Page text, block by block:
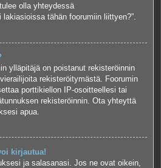
olla yhteydessä
tähän foorumiin liittyen?”.
ylläpitäjä on poistanut rekisteröinnin
rekisteröitymästä. Foorumin
porttikiellon IP-osoitteellesi tai
rekisteröinnin. Ota yhteyttä
apua.
kirjautua!
ja salasanasi. Jos ne ovat oikein,